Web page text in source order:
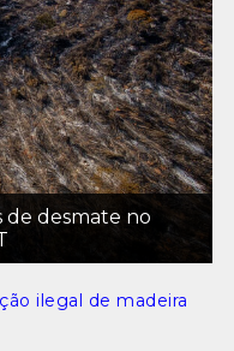
de desmate no
ilegal de madeira